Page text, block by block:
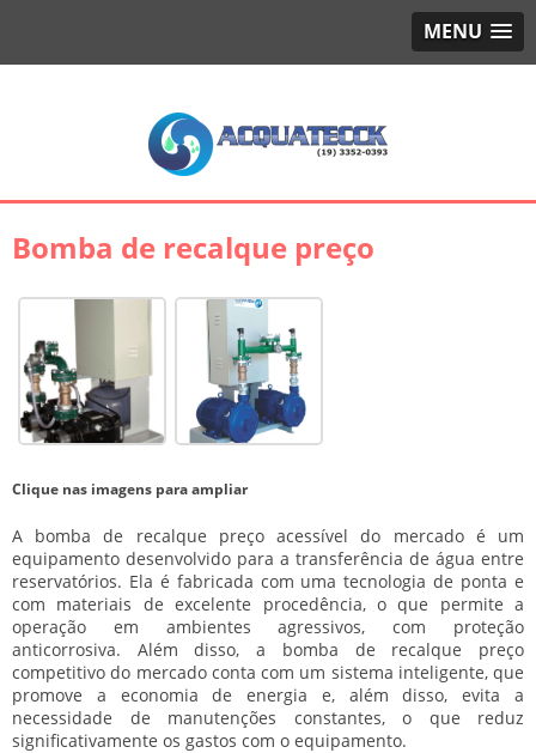
MENU
Bomba de recalque preço
Clique nas imagens para ampliar
A bomba de recalque preçoacessível do mercado é um
equipamento desenvolvido para a transferência de água entre
reservatórios. Ela é fabricada com uma tecnologia de ponta e
com materiais de excelente procedência, o que permite a
operação em ambientes agressivos, com proteção
anticorrosiva. Além disso, a bomba de recalque preço
competitivo do mercado conta com um sistema inteligente, que
promove a economia de energia e, além disso, evita a
necessidade de manutenções constantes, o que reduz
significativamente os gastos com o equipamento.